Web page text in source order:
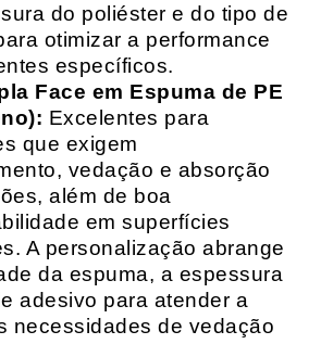
do poliéster e do tipo de
otimizar a performance
específicos.
Face em Espuma de PE
Excelentes para
que exigem
vedação e absorção
além de boa
em superfícies
A personalização abrange
da espuma, a espessura
adesivo para atender a
necessidades de vedação